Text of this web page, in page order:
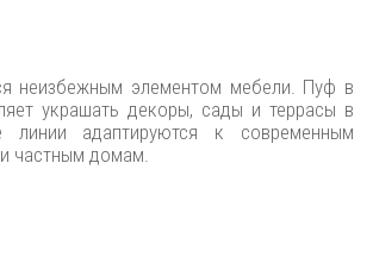
неизбежным элементом мебели. Пуф в
украшать декоры, сады и террасы в
адаптируются к современным
частным домам.